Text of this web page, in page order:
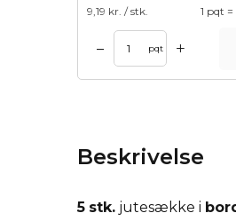
9,19 kr. / stk. 1 pqt =
– pqt +
Tilføj til kurv
Beskrivelse
5 stk. jutesække i